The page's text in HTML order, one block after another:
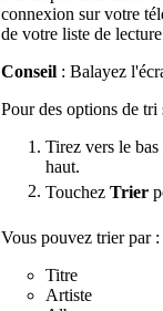
connexion sur votre
de votre liste de
Conseil : Balayez
Pour des options de tri
Tirez vers le
haut.
Touchez Trier
Vous pouvez trier par :
Titre
Artiste